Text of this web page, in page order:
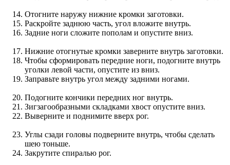
Отогните наружу нижние кромки заготовки.
Раскройте заднюю часть, угол вложите внутрь.
Задние ноги сложите пополам и опустите вниз.
Нижние отогнутые кромки заверните внутрь заготовки.
Чтобы сформировать передние ноги, подогните внутрь
уголки левой части, опустите из вниз.
Заправьте внутрь угол между задними ногами.
Подогните кончики передних ног внутрь.
Зигзагообразными складками хвост опустите вниз.
Выверните и поднимите вверх рог.
Углы сзади головы подверните внутрь, чтобы сделать
шею тоньше.
Закрутите спиралью рог.